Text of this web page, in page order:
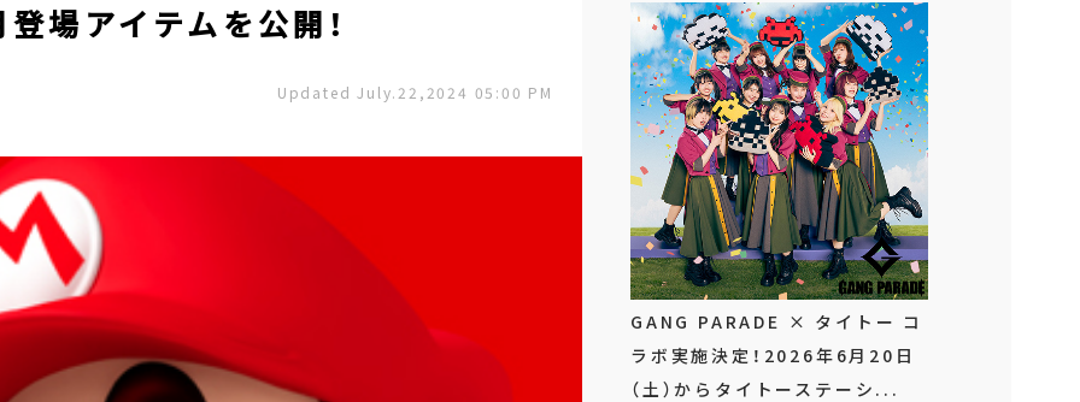
場アイテムを公開！
Updated July.22,2024 05:00 PM
GANG PARADE × タイトー コ
ラボ実施決定！2026年6月20日
（土）からタイトーステーシ...